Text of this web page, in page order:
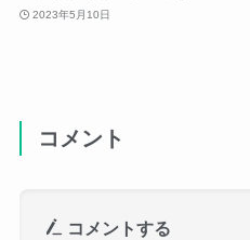
2023年5月10日
コメント
コメントする